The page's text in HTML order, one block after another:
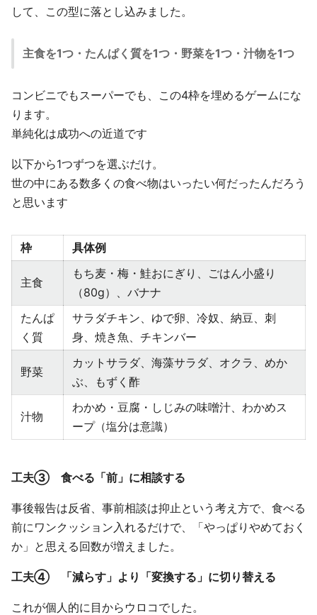
して、この型に落とし込みました。
主食を1つ・たんぱく質を1つ・野菜を1つ・汁物を1つ
コンビニでもスーパーでも、この4枠を埋めるゲームにな
ります。
単純化は成功への近道です
以下から1つずつを選ぶだけ。
世の中にある数多くの食べ物はいったい何だったんだろう
と思います
枠 具体例
主食
もち麦・梅・鮭おにぎり、ごはん小盛り
（80g）、バナナ
たんぱ
く質
サラダチキン、ゆで卵、冷奴、納豆、刺
身、焼き魚、チキンバー
野菜
カットサラダ、海藻サラダ、オクラ、めか
ぶ、もずく酢
汁物
わかめ・豆腐・しじみの味噌汁、わかめス
ープ（塩分は意識）
工夫③ 食べる「前」に相談する
事後報告は反省、事前相談は抑止という考え方で、食べる
前にワンクッション入れるだけで、「やっぱりやめておく
か」と思える回数が増えました。
工夫④ 「減らす」より「変換する」に切り替える
これが個人的に目からウロコでした。